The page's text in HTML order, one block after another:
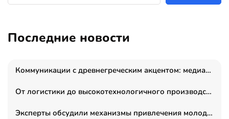
Последние новости
Коммуникации с древнегреческим акцентом: медиаменеджер и журналист Владимир Дергачев запустил коммуникационное агентство «Сократ 2.0»
От логистики до высокотехнологичного производства: как основатель “гагаринга” выстраивает экосистему безопасности и гражданских БПЛА
Эксперты обсудили механизмы привлечения молодых специалистов в промышленные города